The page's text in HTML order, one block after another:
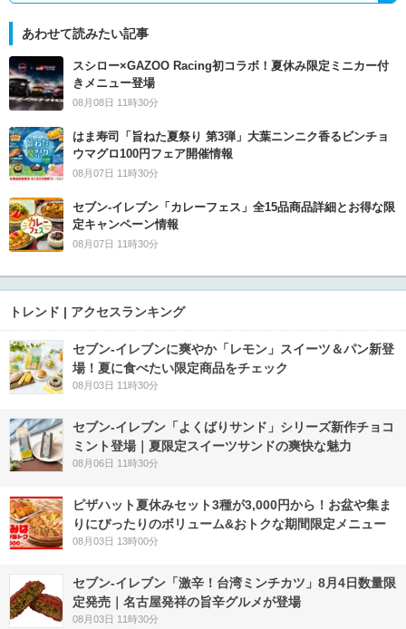
あわせて読みたい記事
スシロー×GAZOO Racing初コラボ！夏休み限定ミニカー付
きメニュー登場
08月08日 11時30分
はま寿司「旨ねた夏祭り 第3弾」大葉ニンニク香るビンチョ
ウマグロ100円フェア開催情報
08月07日 11時30分
セブン‐イレブン「カレーフェス」全15品商品詳細とお得な限
定キャンペーン情報
08月07日 11時30分
トレンド | アクセスランキング
セブン‐イレブンに爽やか「レモン」スイーツ＆パン新登
場！夏に食べたい限定商品をチェック
08月03日 11時30分
セブン‐イレブン「よくばりサンド」シリーズ新作チョコ
ミント登場｜夏限定スイーツサンドの爽快な魅力
08月06日 11時30分
ピザハット夏休みセット3種が3,000円から！お盆や集ま
りにぴったりのボリューム&おトクな期間限定メニュー
08月03日 13時00分
セブン-イレブン「激辛！台湾ミンチカツ」8月4日数量限
定発売｜名古屋発祥の旨辛グルメが登場
08月03日 11時30分